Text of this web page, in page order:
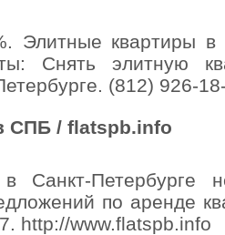
Элитные квартиры в
Снять элитную
(812) 926-
СПБ / flatspb.info
в Санкт-Петербурге
по аренде
http://www.flatspb.info